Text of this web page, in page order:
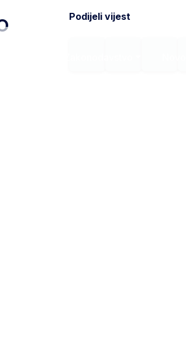
Podijeli vijest